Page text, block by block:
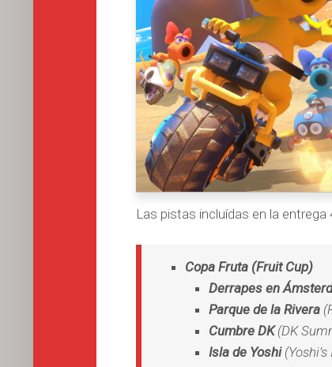
Las pistas incluídas en la
Copa Fruta (Fruit Cup)
Derrapes en
Parque de la Rivera
Cumbre DK(DK
Isla de Yoshi(Yoshi’s